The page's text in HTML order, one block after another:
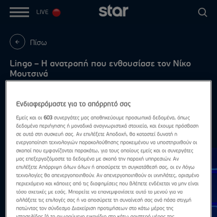
LIVE
Πίσω
Lingo – Η ανατροπή που ενθουσίασε τον Νίκο
Μουτσινά
Highlights Δες τα όλα
Ενδιαφερόμαστε για το απόρρητό σας
Εμείς και οι603 συνεργάτες μας αποθηκεύουμε προσωπικά δεδομένα, όπως
δεδομένα περιήγησης ή μοναδικά αναγνωριστικά στοιχεία, και έχουμε πρόσβαση
σε αυτά στη συσκευή σας. Αν επιλέξετε Αποδοχή, θα καταστεί δυνατή η
ενεργοποίηση τεχνολογιών παρακολούθησης προκειμένου να υποστηριχθούν οι
σκοποί που εμφανίζονται παρακάτω, για τους οποίους εμείς και οι συνεργάτες
μας επεξεργαζόμαστε τα δεδομένα με σκοπό την παροχή υπηρεσιών. Αν
επιλέξετε Απόρριψη όλων όλων ή αποσύρετε τη συγκατάθεσή σας, οι εν λόγω
τεχνολογίες θα απενεργοποιηθούν. Αν απενεργοποιηθούν οι ιχνηλάτες, ορισμένο
περιεχόμενο και κάποιες από τις διαφημίσεις που βλέπετε ενδέχεται να μην είναι
τόσο σχετικές με εσάς. Μπορείτε να επανεμφανίσετε αυτό το μενού για να
αλλάξετε τις επιλογές σας ή να αποσύρετε τη συναίνεσή σας ανά πάσα στιγμή
πατώντας τον σύνδεσμο Διαχείριση προτιμήσεων στο κάτω μέρος της